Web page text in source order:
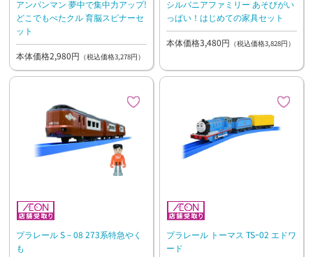
アンパンマン 夢中で集中力アップ!
どこでもぺたクル 育脳スピナーセ
ット
本体価格2,980円 （税込価格3,278円）
シルバニアファミリー あそびがい
っぱい！はじめての家具セット
本体価格3,480円 （税込価格3,828円）
プラレール S－08 273系特急やく
も
プラレール トーマス TSｰ02 エドワ
ード